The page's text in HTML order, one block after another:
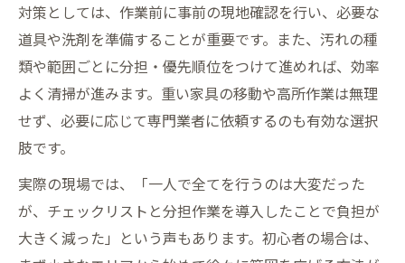
対策としては、作業前に事前の現地確認を行い、必要な
道具や洗剤を準備することが重要です。また、汚れの種
類や範囲ごとに分担・優先順位をつけて進めれば、効率
よく清掃が進みます。重い家具の移動や高所作業は無理
せず、必要に応じて専門業者に依頼するのも有効な選択
肢です。
実際の現場では、「一人で全てを行うのは大変だった
が、チェックリストと分担作業を導入したことで負担が
大きく減った」という声もあります。初心者の場合は、